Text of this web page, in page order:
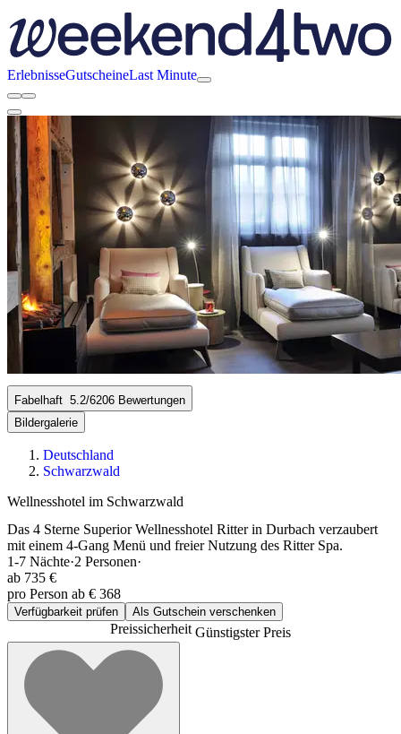
ErlebnisseGutscheineLast Minute
Fabelhaft 5.2/6206 Bewertungen
Bildergalerie
Deutschland
Schwarzwald
Wellnesshotel im Schwarzwald
Das 4 Sterne Superior Wellnesshotel Ritter in Durbach verzaubert
mit einem 4-Gang Menü und freier Nutzung des Ritter Spa.
1-7 Nächte·2 Personen·
ab 735 €
pro Person ab € 368
Verfügbarkeit prüfen Als Gutschein verschenken
PreissicherheitGünstigster Preis